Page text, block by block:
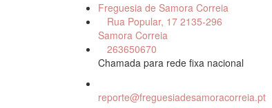
Freguesia de Samora Correia
Rua Popular, 17 2135-296
Samora Correia
263650670
Chamada para rede fixa nacional
reporte@freguesiadesamoracorreia.pt